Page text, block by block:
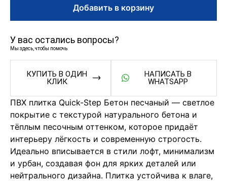
Добавить в корзину
У вас остались вопросы?
Мы здесь, чтобы помочь
КУПИТЬ В ОДИН
КЛИК
НАПИСАТЬ В
WHATSAPP
ПВХ плитка Quick-Step Бетон песчаный — светлое
покрытие с текстурой натурального бетона и
тёплым песочным оттенком, которое придаёт
интерьеру лёгкость и современную строгость.
Идеально вписывается в стили лофт, минимализм
и урбан, создавая фон для ярких деталей или
нейтрального дизайна. Плитка устойчива к влаге,